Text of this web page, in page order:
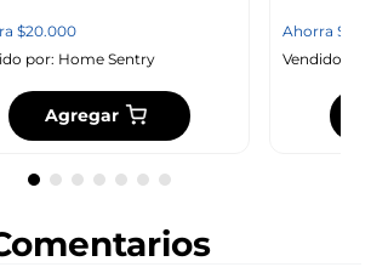
$20.000
por: Home Sentry
Agregar
Ahorra$
Vendido